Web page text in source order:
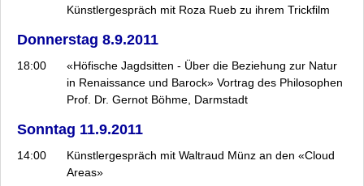
Künstlergespräch mit Roza Rueb zu ihrem Trickfilm
Donnerstag 8.9.2011
18:00
«Höfische Jagdsitten - Über die Beziehung zur Natur
in Renaissance und Barock» Vortrag des Philosophen
Prof. Dr. Gernot Böhme, Darmstadt
Sonntag 11.9.2011
14:00
Künstlergespräch mit Waltraud Münz an den «Cloud
Areas»